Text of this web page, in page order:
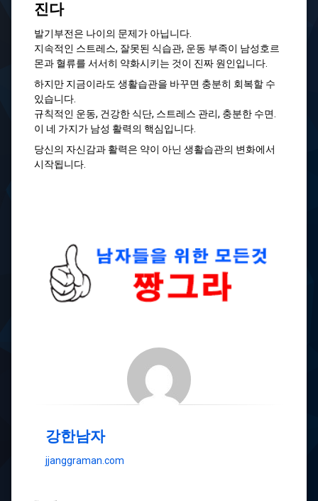
진다
발기부전은 나이의 문제가 아닙니다.
지속적인 스트레스, 잘못된 식습관, 운동 부족이 남성호르
몬과 혈류를 서서히 약화시키는 것이 진짜 원인입니다.
하지만 지금이라도 생활습관을 바꾸면 충분히 회복할 수
있습니다.
규칙적인 운동, 건강한 식단, 스트레스 관리, 충분한 수면.
이 네 가지가 남성 활력의 핵심입니다.
당신의 자신감과 활력은 약이 아닌 생활습관의 변화에서
시작됩니다.
강한남자
jjanggraman.com